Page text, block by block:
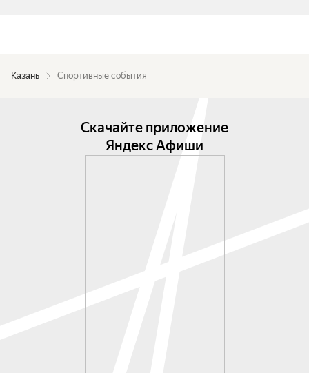
Казань Спортивные события
Скачайте приложение
Яндекс Афиши